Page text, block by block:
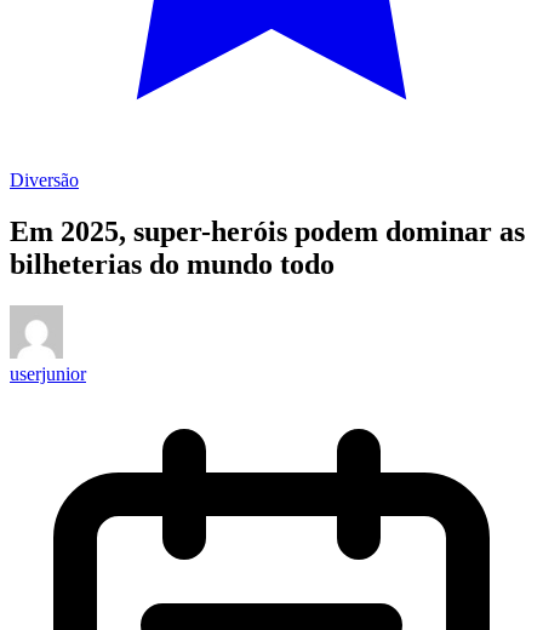
Diversão
Em 2025, super-heróis podem dominar as
bilheterias do mundo todo
userjunior